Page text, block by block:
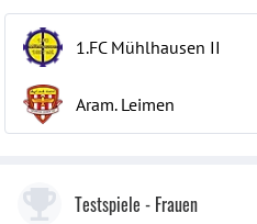
1.FC Mühlhausen II
Aram. Leimen
Testspiele - Frauen